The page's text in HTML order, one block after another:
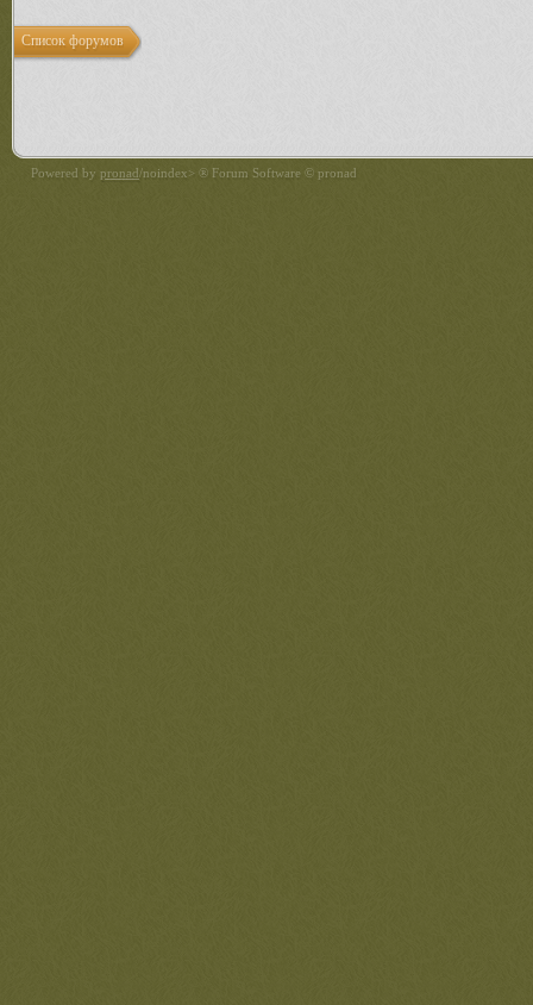
Список форумов
Powered by pronad/noindex> ® Forum Software © pronad